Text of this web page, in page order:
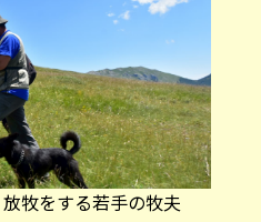
牧をする若手の牧夫